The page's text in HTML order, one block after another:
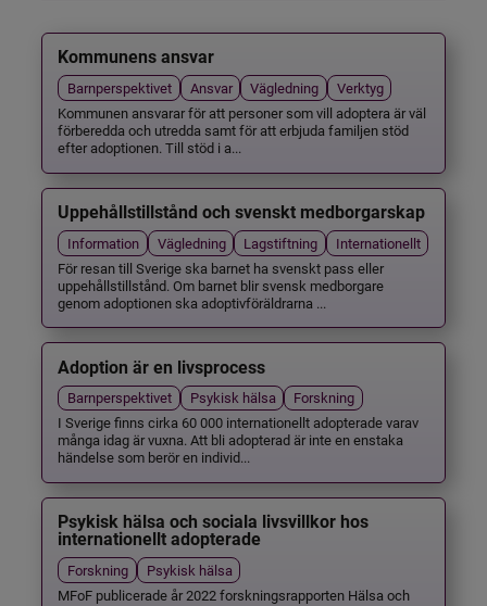
Kommunens ansvar
Barnperspektivet Ansvar Vägledning
Verktyg
Kommunen ansvarar för att personer som vill adoptera är väl
förberedda och utredda samt för att erbjuda familjen stöd
efter adoptionen. Till stöd i a...
Uppehållstillstånd och svenskt medborgarskap
Information Vägledning Lagstiftning
Internationellt
För resan till Sverige ska barnet ha svenskt pass eller
uppehållstillstånd. Om barnet blir svensk medborgare
genom adoptionen ska adoptivföräldrarna ...
Adoption är en livsprocess
Barnperspektivet Psykisk hälsa
Forskning
I Sverige finns cirka 60 000 internationellt adopterade varav
många idag är vuxna. Att bli adopterad är inte en enstaka
händelse som berör en individ...
Psykisk hälsa och sociala livsvillkor hos
internationellt adopterade
Forskning
Psykisk hälsa
MFoF publicerade år 2022 forskningsrapporten Hälsa och